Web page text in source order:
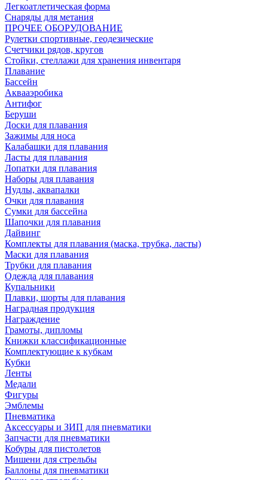
Легкоатлетическая форма
Снаряды для метания
ПРОЧЕЕ ОБОРУДОВАНИЕ
Рулетки спортивные, геодезические
Счетчики рядов, кругов
Стойки, стеллажи для хранения инвентаря
Плавание
Бассейн
Аквааэробика
Антифог
Беруши
Доски для плавания
Зажимы для носа
Калабашки для плавания
Ласты для плавания
Лопатки для плавания
Наборы для плавания
Нудлы, аквапалки
Очки для плавания
Сумки для бассейна
Шапочки для плавания
Дайвинг
Комплекты для плавания (маска, трубка, ласты)
Маски для плавания
Трубки для плавания
Одежда для плавания
Купальники
Плавки, шорты для плавания
Наградная продукция
Награждение
Грамоты, дипломы
Книжки классификационные
Комплектующие к кубкам
Кубки
Ленты
Медали
Фигуры
Эмблемы
Пневматика
Аксессуары и ЗИП для пневматики
Запчасти для пневматики
Кобуры для пистолетов
Мишени для стрельбы
Баллоны для пневматики